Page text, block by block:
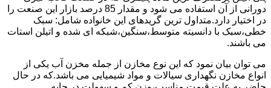
دورانی از آن استفاده می شود و مقدار 85 درصد بازار این صنعت را
در اختیار دارد.متداول ترین گریدهای این خانواده شامل: سبک
خطی،سبک با دانسیته متوسط،سنگین،شبکه ای شده و اتیلن استات
می باشند.
می توان بیان نمود که این نوع مخازن از جمله مخزن آب یکی از
انواع مخازن نگهداری سیالات و مواد شیمیایی می باشد.که در حال